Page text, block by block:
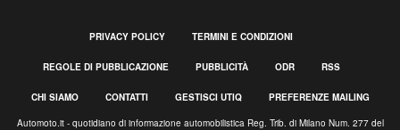
PRIVACY POLICY TERMINI E CONDIZIONI
REGOLE DI PUBBLICAZIONE PUBBLICITÀ ODR RSS
CHI SIAMO CONTATTI GESTISCI UTIQ PREFERENZE MAILING
Automoto.it - quotidiano di informazione automobilistica Reg. Trib. di Milano Num. 277 del